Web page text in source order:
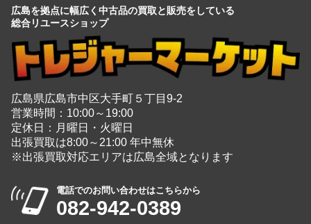
広島を拠点に幅広く中古品の買取と販売をしている
総合リユースショップ
広島県広島市中区大手町５丁目9-2
営業時間：10:00～19:00
定休日：月曜日・火曜日
出張買取は8:00～21:00 年中無休
※出張買取対応エリアは広島全域となります
電話でのお問い合わせはこちらから
082-942-0389